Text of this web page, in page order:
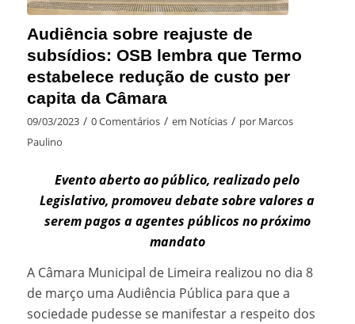
Audiência sobre reajuste de
subsídios: OSB lembra que Termo
estabelece redução de custo per
capita da Câmara
09/03/2023 / 0 Comentários / em Notícias / por Marcos
Paulino
Evento aberto ao público, realizado pelo
Legislativo, promoveu debate sobre valores a
serem pagos a agentes públicos no próximo
mandato
A Câmara Municipal de Limeira realizou no dia 8
de março uma Audiência Pública para que a
sociedade pudesse se manifestar a respeito dos